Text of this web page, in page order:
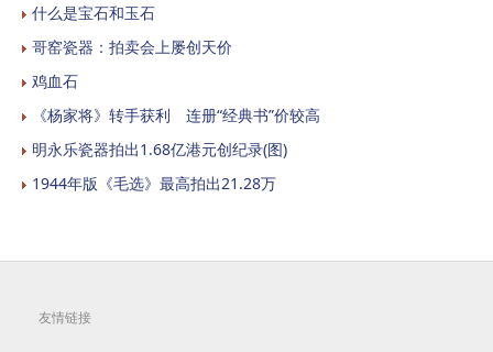
什么是宝石和玉石
哥窑瓷器：拍卖会上屡创天价
鸡血石
《杨家将》转手获利 连册“经典书”价较高
明永乐瓷器拍出1.68亿港元创纪录(图)
1944年版《毛选》最高拍出21.28万
友情链接